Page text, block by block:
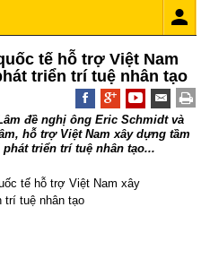
tế hỗ trợ Việt Nam
triển trí tuệ nhân tạo
đề nghị ông Eric Schmidt và
hỗ trợ Việt Nam xây dựng tầm
triển trí tuệ nhân tạo...